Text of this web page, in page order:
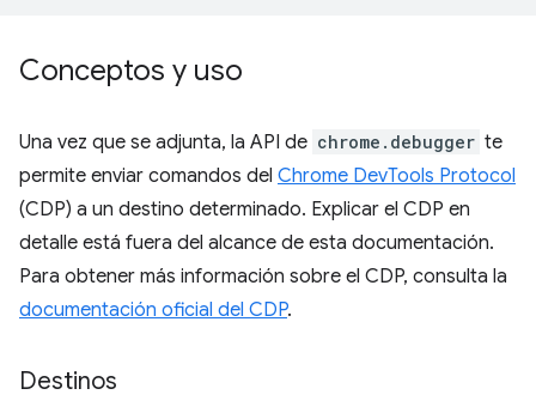
Conceptos y uso
Una vez que se adjunta, la API de chrome.debugger te
permite enviar comandos del Chrome DevTools Protocol
(CDP) a un destino determinado. Explicar el CDP en
detalle está fuera del alcance de esta documentación.
Para obtener más información sobre el CDP, consulta la
documentación oficial del CDP.
Destinos